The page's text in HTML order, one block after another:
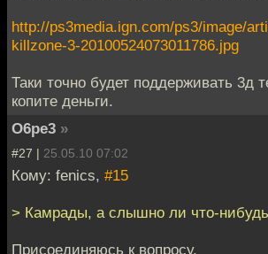
http://ps3media.ign.com/ps3/image/
killzone-3-20100524073011786.jpg
Таки точно будет поддерживать 3д
копите деньги.
O6pe3 »
#27 | 25.05.10 07:02
Кому: fenics, #15
> Камрады, а слышно ли что-
Присоединяюсь к вопросу.